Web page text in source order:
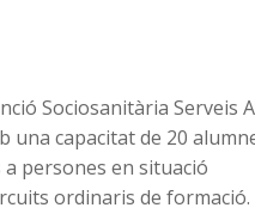
Sociosanitària Serveis
una capacitat de 20
persones en situació
ordinaris de formació.